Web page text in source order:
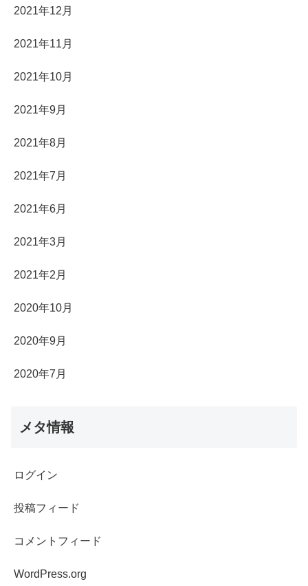
2021年12月
2021年11月
2021年10月
2021年9月
2021年8月
2021年7月
2021年6月
2021年3月
2021年2月
2020年10月
2020年9月
2020年7月
メタ情報
ログイン
投稿フィード
コメントフィード
WordPress.org